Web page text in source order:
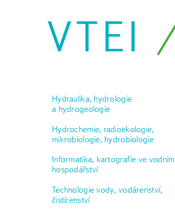
VTEI
Hydraulika, hydrologie
a hydrogeologie
Hydrochemie, radioekologie,
mikrobiologie, hydrobiologie
Informatika, kartografie ve vodním
hospodářství
Technologie vody, vodárenství,
čistírenství